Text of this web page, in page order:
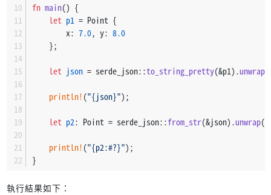
fn main() {
let p1 = Point {
        x:
7.0, y: 8.0
    };
let json = serde_json::to_string_pretty(&p1).unwrap
println! ("{json}");
let p2: Point = serde_json::from_str(&json).unwrap
println! ("{p2:#?}");
}
執行結果如下：